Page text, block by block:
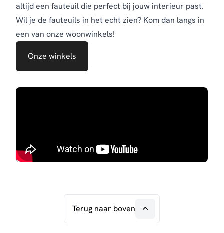
altijd een fauteuil die perfect bij jouw interieur past.
Wil je de fauteuils in het echt zien? Kom dan langs in
een van onze woonwinkels!
Onze winkels
Terug naar boven